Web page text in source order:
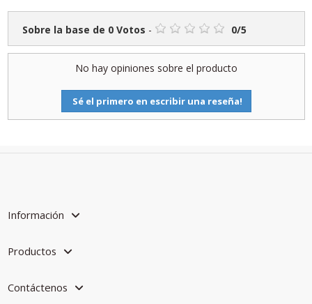
Sobre la base de 0Votos - 0/5
No hay opiniones sobre el producto
Sé el primero en escribir una reseña!
Información
Productos
Contáctenos